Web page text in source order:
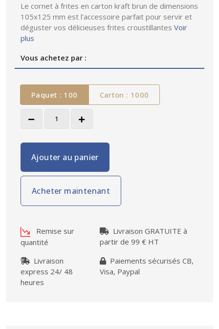
Le cornet à frites en carton kraft brun de dimensions
105x125 mm est l'accessoire parfait pour servir et
déguster vos délicieuses frites croustillantes Voir
plus
Vous achetez par :
Paquet : 100 Carton : 1000
Ajouter au panier
Acheter maintenant
Remise sur
quantité
Livraison GRATUITE à
partir de 99 € HT
Livraison
express 24/ 48
heures
Paiements sécurisés CB,
Visa, Paypal